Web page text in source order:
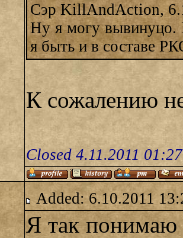
Сэр KillAndAction,
Ну я могу вывинуцо.
я быть и в составе
К сожалению
Closed 4.11.2011
Added: 6.10.2011
Я так понимаю